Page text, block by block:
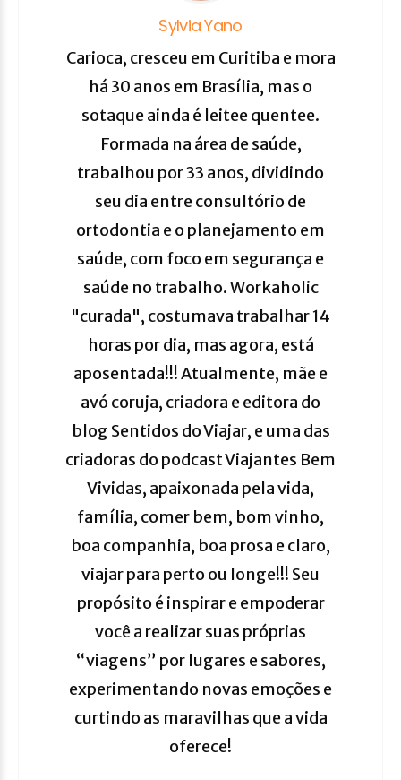
Sylvia Yano
Carioca, cresceu em Curitiba e mora
há 30 anos em Brasília, mas o
sotaque ainda é leitee quentee.
Formada na área de saúde,
trabalhou por 33 anos, dividindo
seu dia entre consultório de
ortodontia e o planejamento em
saúde, com foco em segurança e
saúde no trabalho. Workaholic
"curada", costumava trabalhar 14
horas por dia, mas agora, está
aposentada!!! Atualmente, mãe e
avó coruja, criadora e editora do
blog Sentidos do Viajar, e uma das
criadoras do podcast Viajantes Bem
Vividas, apaixonada pela vida,
família, comer bem, bom vinho,
boa companhia, boa prosa e claro,
viajar para perto ou longe!!! Seu
propósito é inspirar e empoderar
você a realizar suas próprias
“viagens” por lugares e sabores,
experimentando novas emoções e
curtindo as maravilhas que a vida
oferece!